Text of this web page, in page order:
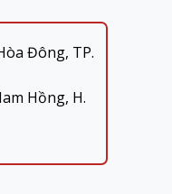
Đông, TP.
Hồng, H.